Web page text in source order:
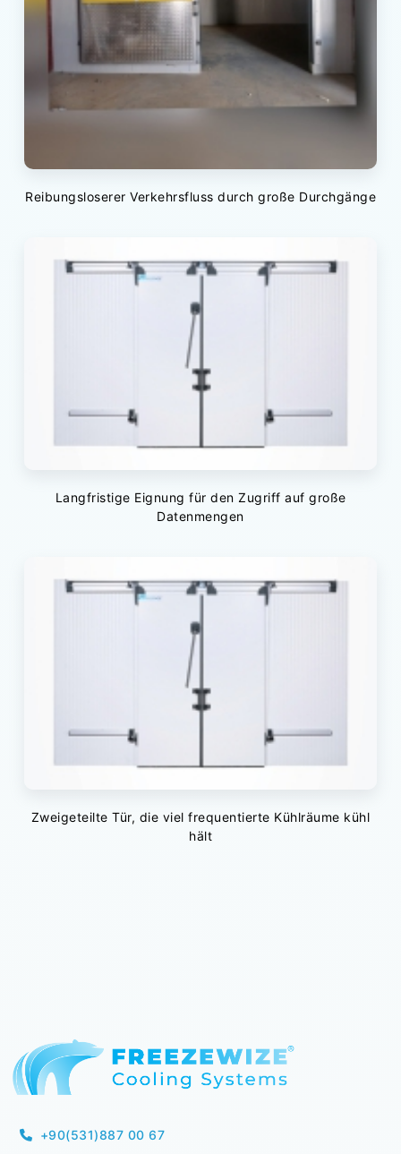
Reibungsloserer Verkehrsfluss durch große Durchgänge
Langfristige Eignung für den Zugriff auf große
Datenmengen
Zweigeteilte Tür, die viel frequentierte Kühlräume kühl
hält
+90(531)887 00 67